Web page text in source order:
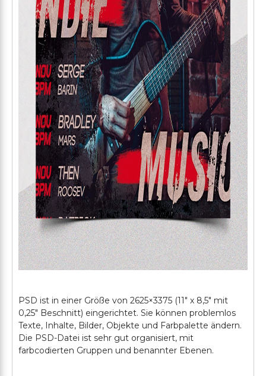
PSD ist in einer Größe von 2625×3375 (11" х 8,5" mit
0,25" Beschnitt) eingerichtet. Sie können problemlos
Texte, Inhalte, Bilder, Objekte und Farbpalette ändern.
Die PSD-Datei ist sehr gut organisiert, mit